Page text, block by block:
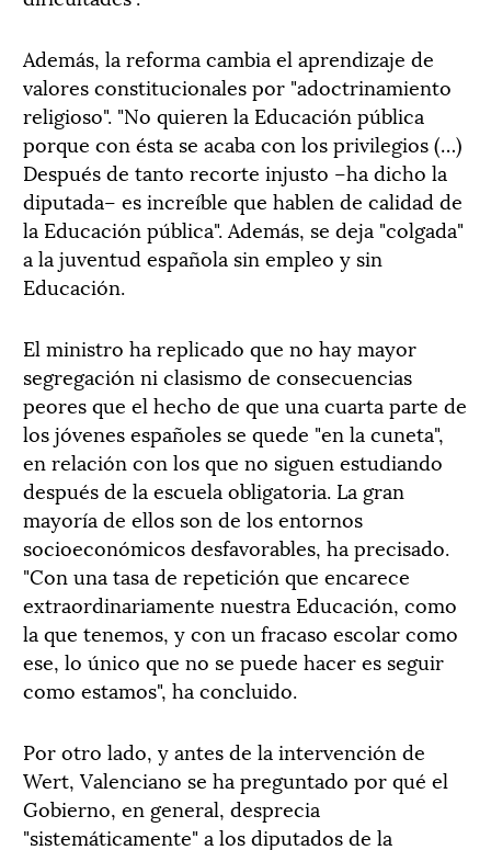
Además, la reforma cambia el aprendizaje de
valores constitucionales por "adoctrinamiento
religioso". "No quieren la Educación pública
porque con ésta se acaba con los privilegios (…)
Después de tanto recorte injusto –ha dicho la
diputada– es increíble que hablen de calidad de
la Educación pública". Además, se deja "colgada"
a la juventud española sin empleo y sin
Educación.
El ministro ha replicado que no hay mayor
segregación ni clasismo de consecuencias
peores que el hecho de que una cuarta parte de
los jóvenes españoles se quede "en la cuneta",
en relación con los que no siguen estudiando
después de la escuela obligatoria. La gran
mayoría de ellos son de los entornos
socioeconómicos desfavorables, ha precisado.
"Con una tasa de repetición que encarece
extraordinariamente nuestra Educación, como
la que tenemos, y con un fracaso escolar como
ese, lo único que no se puede hacer es seguir
como estamos", ha concluido.
Por otro lado, y antes de la intervención de
Wert, Valenciano se ha preguntado por qué el
Gobierno, en general, desprecia
"sistemáticamente" a los diputados de la